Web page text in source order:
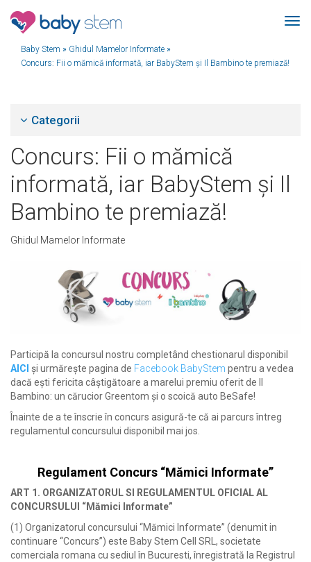
Baby Stem » Ghidul Mamelor Informate »
Concurs: Fii o mămică informată, iar BabyStem și Il Bambino te premiază!
Categorii
Concurs: Fii o mămică
informată, iar BabyStem și Il
Bambino te premiază!
Ghidul Mamelor Informate
Participă la concursul nostru completând chestionarul disponibil
AICI și urmărește pagina de Facebook BabyStem pentru a vedea
dacă ești fericita câștigătoare a marelui premiu oferit de Il
Bambino: un cărucior Greentom și o scoică auto BeSafe!
Înainte de a te înscrie în concurs asigură-te că ai parcurs întreg
regulamentul concursului disponibil mai jos.
Regulament Concurs “Mămici Informate”
ART 1. ORGANIZATORUL SI REGULAMENTUL OFICIAL AL
CONCURSULUI “Mămici Informate”
(1) Organizatorul concursului “Mămici Informate” (denumit in
continuare “Concurs”) este Baby Stem Cell SRL, societate
comerciala romana cu sediul în Bucuresti, înregistrată la Registrul